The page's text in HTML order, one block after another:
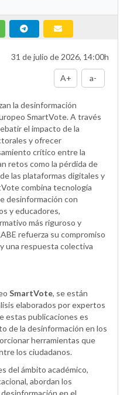
31 de julio de 2026, 14:00h
A+ a-
la desinformación
SmartVote. A través
el impacto de la
y ofrecer
crítico entre la
retos como la pérdida de
las plataformas digitales y
combina tecnología
desinformación con
y educadores,
más riguroso y
refuerza su compromiso
una respuesta colectiva
SmartVote, se están
elaborados por expertos
estas publicaciones es
de la desinformación en los
herramientas que
los ciudadanos.
del ámbito académico,
abordan los
en el